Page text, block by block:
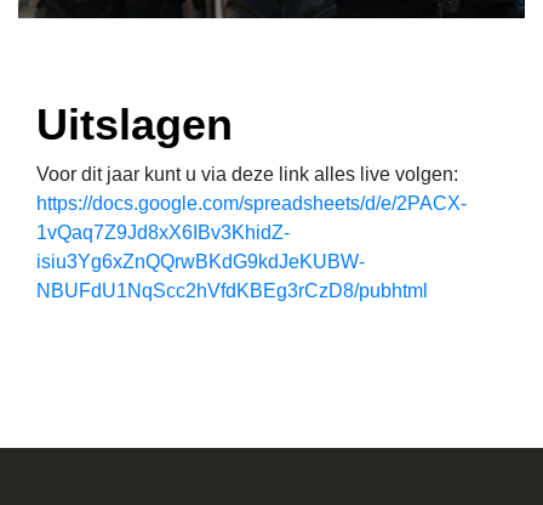
Uitslagen
Voor dit jaar kunt u via deze link alles live volgen:
https://docs.google.com/spreadsheets/d/e/2PACX-
1vQaq7Z9Jd8xX6IBv3KhidZ-
isiu3Yg6xZnQQrwBKdG9kdJeKUBW-
NBUFdU1NqScc2hVfdKBEg3rCzD8/pubhtml